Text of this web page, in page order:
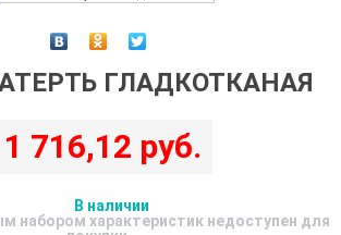
ГЛАДКОТКАНАЯ
1 716,12 руб.
В наличии
набором характеристик недоступен для